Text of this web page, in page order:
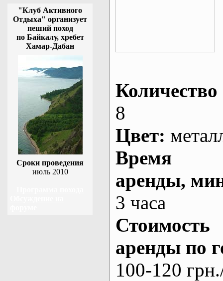
"Клуб Активного
Отдыха" организует
пеший поход
по Байкалу, хребет
Хамар-Дабан
Сроки проведения
июль 2010
Количество
8
Цвет:
Время
аренды,
3 часа
Стоимость
аренды по
100-120